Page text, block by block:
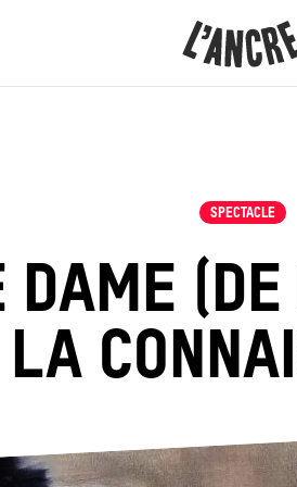
(DE
SPECTACLE